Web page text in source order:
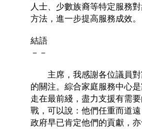
人士、少數族裔等特定服務
方法，進一步提高服務成效。
結語
－－
主席，我感謝各位議員對
的關注。綜合家庭服務中心
走在最前綫，盡力支援有需
戰，可以說：他們任重而道
政府早已肯定他們的貢獻，